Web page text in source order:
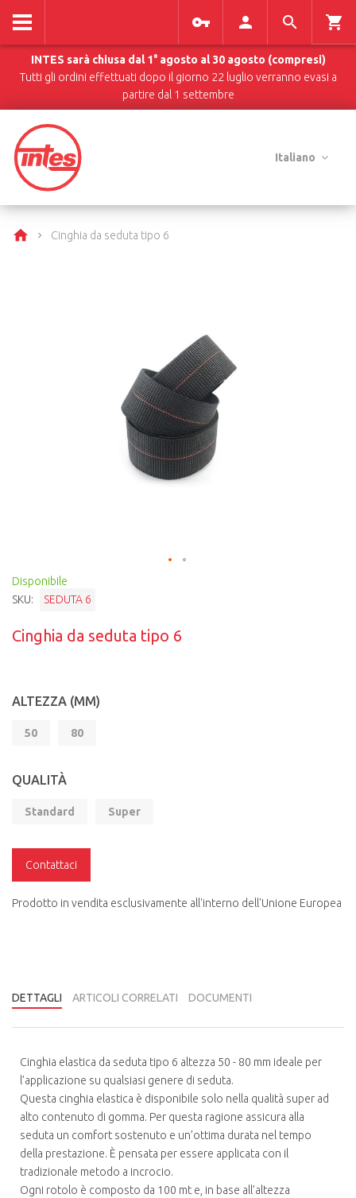
INTES sarà chiusa dal 1° agosto al 30 agosto (compresi)
Tutti gli ordini effettuati dopo il giorno 22 luglio verranno evasi a
partire dal 1 settembre
Italiano
Cinghia da seduta tipo 6
Disponibile
SKU:
SEDUTA 6
Cinghia da seduta tipo 6
ALTEZZA (MM)
50 80
QUALITÀ
Standard Super
Contattaci
Prodotto in vendita esclusivamente all'interno dell'Unione Europea
DETTAGLI ARTICOLI CORRELATI DOCUMENTI
Cinghia elastica da seduta tipo 6 altezza 50 - 80 mm ideale per
l’applicazione su qualsiasi genere di seduta.
Questa cinghia elastica è disponibile solo nella qualità super ad
alto contenuto di gomma. Per questa ragione assicura alla
seduta un comfort sostenuto e un’ottima durata nel tempo
della prestazione. È pensata per essere applicata con il
tradizionale metodo a incrocio.
Ogni rotolo è composto da 100 mt e, in base all’altezza